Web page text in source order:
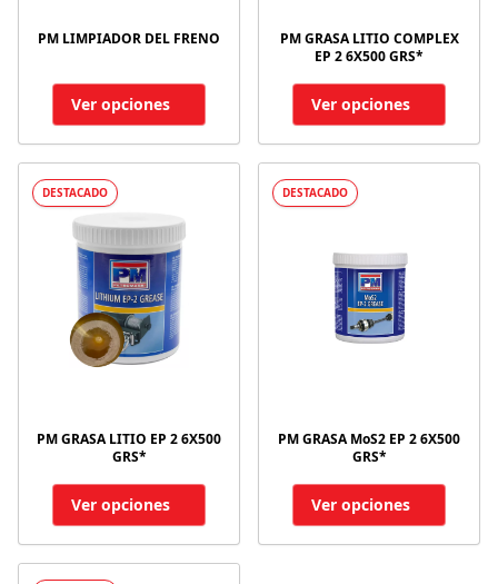
PM LIMPIADOR DEL FRENO
Ver opciones
PM GRASA LITIO COMPLEX
EP 2 6X500 GRS*
Ver opciones
DESTACADO
PM GRASA LITIO EP 2 6X500
GRS*
Ver opciones
DESTACADO
PM GRASA MoS2 EP 2 6X500
GRS*
Ver opciones